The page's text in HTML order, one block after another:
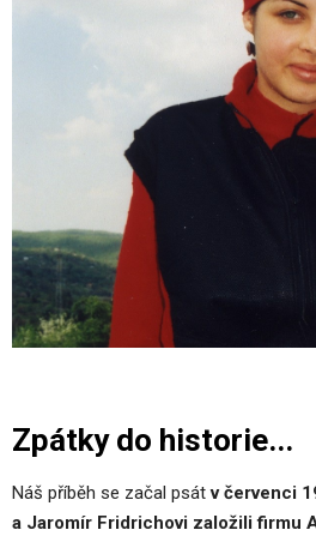
Zpátky do historie...
Náš příběh se začal psátv červenci
a Jaromír Fridrichovi založili firmu